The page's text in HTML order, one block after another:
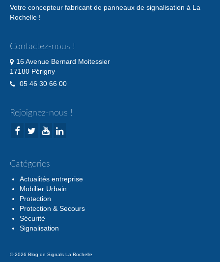
Votre concepteur fabricant de panneaux de signalisation à La
Rochelle !
Contactez-nous !
16 Avenue Bernard Moitessier
17180 Périgny
05 46 30 66 00
Rejoignez-nous !
Catégories
Actualités entreprise
Mobilier Urbain
Protection
Protection & Secours
Sécurité
Signalisation
© 2026 Blog de Signals La Rochelle